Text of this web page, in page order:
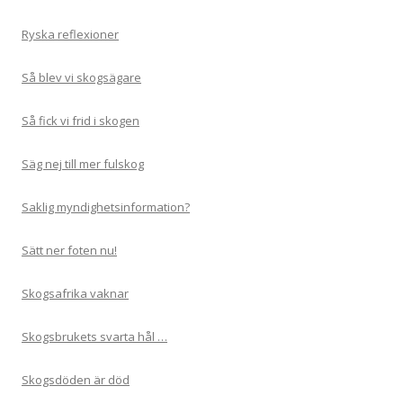
Ryska reflexioner
Så blev vi skogsägare
Så fick vi frid i skogen
Säg nej till mer fulskog
Saklig myndighetsinformation?
Sätt ner foten nu!
Skogsafrika vaknar
Skogsbrukets svarta hål …
Skogsdöden är död